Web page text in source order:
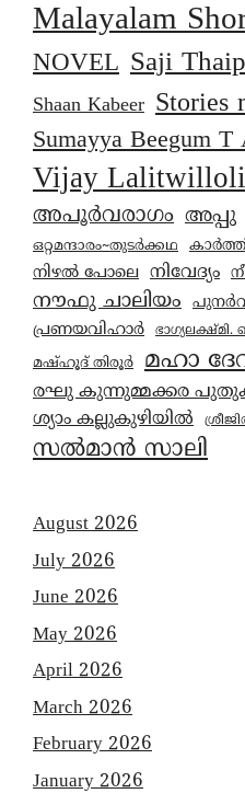
Malayalam
NOVEL Saji
Shaan Kabeer Stories
Sumayya Beegum T
Vijay Lalitwilloli
അപൂർവരാഗം അപ്പു
ഒറ്റമന്ദാരം~തുടർക്കഥ
നിഴൽ പോലെ നിവേദ്യം
നൗഫു ചാലിയം
പ്രണയവിഹാർ ഭാഗ്യലക്ഷ്മി.
മഷ്ഹൂദ് തിരൂർ
മഹാ
രഘു കുന്നുമ്മക്കര
ശ്യാം കല്ലുകുഴിയിൽ
സൽമാൻ സാലി
August 2026
July 2026
June 2026
May 2026
April 2026
March 2026
February 2026
January 2026